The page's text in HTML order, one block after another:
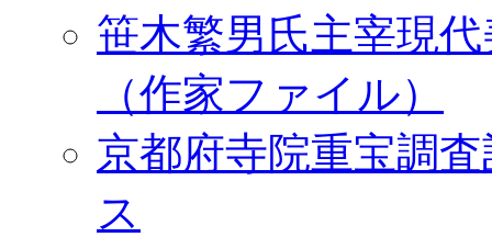
笹木繁男氏主宰現
（作家ファイル）
京都府寺院重宝調
ス